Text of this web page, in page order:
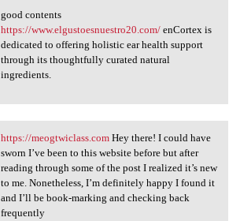
contents https://www
good contents
https://www.elgustoesnuestro20.com/enCortex is
dedicated to offering holistic ear health support
through its thoughtfully curated natural
ingredients.
meogtwiclass.com Hey
https://meogtwiclass.comHey there! I could have
sworn I’ve been to this website before but after
reading through some of the post I realized it’s new
to me. Nonetheless, I’m definitely happy I found it
and I’ll be book-marking and checking back
frequently